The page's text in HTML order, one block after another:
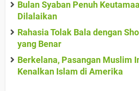
Bulan Syaban Penuh
Dilalaikan
Rahasia Tolak Bala dengan
yang Benar
Berkelana, Pasangan Muslim
Kenalkan Islam di Amerika